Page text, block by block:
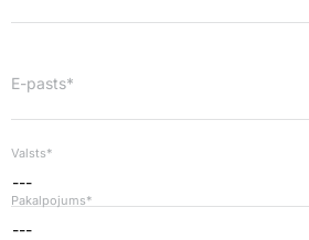
E-pasts*
---
Valsts*
---
Pakalpojums*